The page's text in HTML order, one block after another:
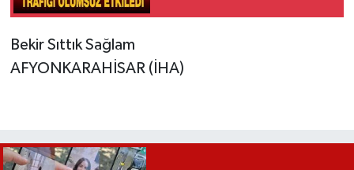
Bekir Sıttık Sağlam
AFYONKARAHİSAR (İHA)